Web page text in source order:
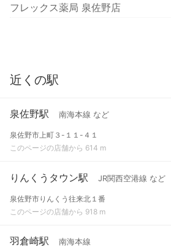
フレックス薬局 泉佐野店
近くの駅
泉佐野駅 南海本線 など
泉佐野市上町３-１１-４１
このページの店舗から 614 m
りんくうタウン駅 JR関西空港線 など
泉佐野市りんくう往来北１番
このページの店舗から 918 m
羽倉崎駅 南海本線